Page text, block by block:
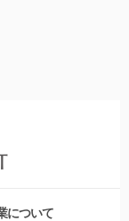
について